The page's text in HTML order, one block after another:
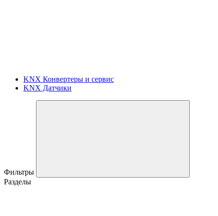
KNX Конвертеры и сервис
KNX Датчики
Фильтры
Разделы